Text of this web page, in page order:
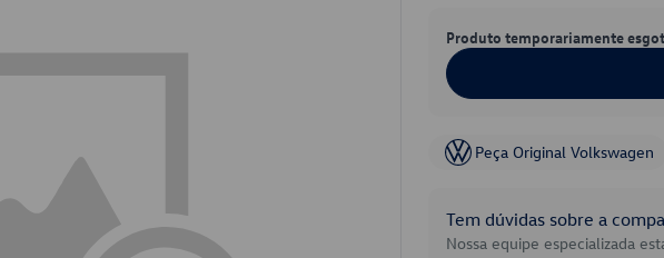
Produto temporariamente
Peça Original Volkswagen
Tem dúvidas sobre a
Nossa equipe especializada